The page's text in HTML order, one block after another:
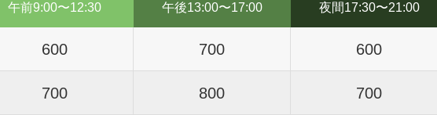
午前9:00〜12:30 午後13:00〜17:00 夜間17:30〜21:00
600 700 600
700 800 700